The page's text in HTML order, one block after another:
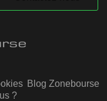
Blog Zonebourse
?